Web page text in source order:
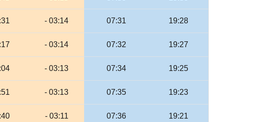
- 03:14 07:31 19:28
- 03:14 07:32 19:27
- 03:13 07:34 19:25
- 03:13 07:35 19:23
- 03:11 07:36 19:21